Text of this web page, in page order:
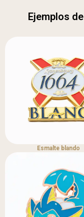
Ejemplos
Esmalte blando